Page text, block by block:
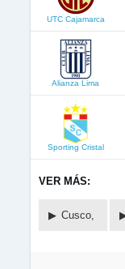
UTC Cajamarca
Alianza Lima
Sporting Cristal
VER MÁS:
Cusco,